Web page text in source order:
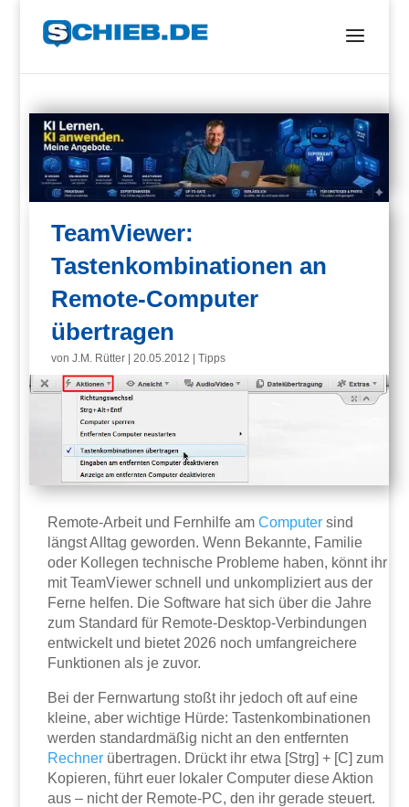
TeamViewer:
Tastenkombinationen an
Remote-Computer
übertragen
vonJ.M. Rütter |20.05.2012 |Tipps
Remote-Arbeit und Fernhilfe amComputer sind
längst Alltag geworden. Wenn Bekannte, Familie
oder Kollegen technische Probleme haben, könnt ihr
mit TeamViewer schnell und unkompliziert aus der
Ferne helfen. Die Software hat sich über die Jahre
zum Standard für Remote-Desktop-Verbindungen
entwickelt und bietet 2026 noch umfangreichere
Funktionen als je zuvor.
Bei der Fernwartung stoßt ihr jedoch oft auf eine
kleine, aber wichtige Hürde: Tastenkombinationen
werden standardmäßig nicht an den entfernten
Rechner übertragen. Drückt ihr etwa [Strg] + [C] zum
Kopieren, führt euer lokaler Computer diese Aktion
aus – nicht der Remote-PC, den ihr gerade steuert.